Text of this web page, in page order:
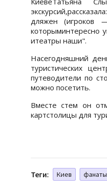
дляжен (игроков
которыминтересно
итеатры наши".
Насегодняшний
туристических
путеводители по
можно посетить.
Вместе стем он
картстолицы для
Теги: Киев фанаты